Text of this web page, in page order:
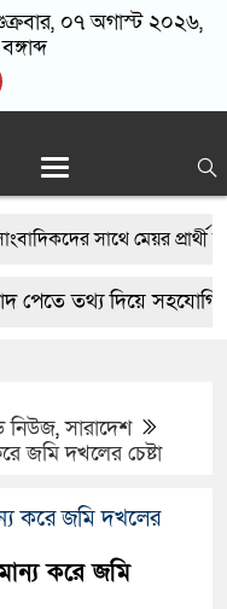
০৭ অগাস্ট ২০২৬,
সাথে মেয়র প্রার্থী
রানা’র মতবিনিময়
হামলায় র‍্যাবের ৩
পেতে তথ্য দিয়ে
নিউজ,সারাদেশ
জমি দখলের চেষ্টা
করে জমি দখলের
করে জমি